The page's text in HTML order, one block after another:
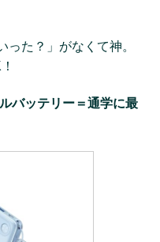
た？」がなくて神。
バッテリー＝通学に最